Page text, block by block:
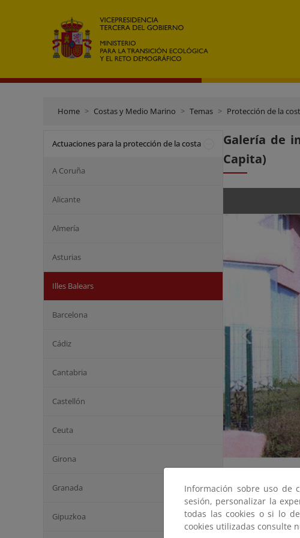
Home Costas y Medio Marino Temas Protección de la
Actuaciones para la protección de la costa
A Coruña
Alicante
Almería
Asturias
Illes Balears
Barcelona
Cádiz
Cantabria
Castellón
Ceuta
Girona
Granada
Gipuzkoa
Galería de
Capita)
Información sobre uso de
sesión, personalizar la
todas las cookies o si lo
cookies utilizadas consulte